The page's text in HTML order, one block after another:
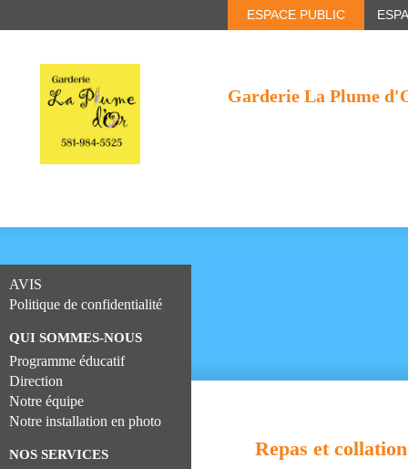
Garderie La Plume
ESPACE PUBLIC
AVIS
Politique de confidentialité
QUI SOMMES-NOUS
Programme éducatif
Direction
Notre équipe
Notre installation en photo
NOS SERVICES Repas et collation